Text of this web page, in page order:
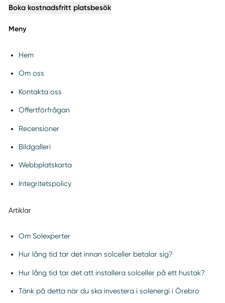
Boka kostnadsfritt platsbesök
Meny
Hem
Om oss
Kontakta oss
Offertförfrågan
Recensioner
Bildgalleri
Webbplatskarta
Integritetspolicy
Artiklar
Om Solexperter
Hur lång tid tar det innan solceller betalar sig?
Hur lång tid tar det att installera solceller på ett hustak?
Tänk på detta när du ska investera i solenergi i Örebro